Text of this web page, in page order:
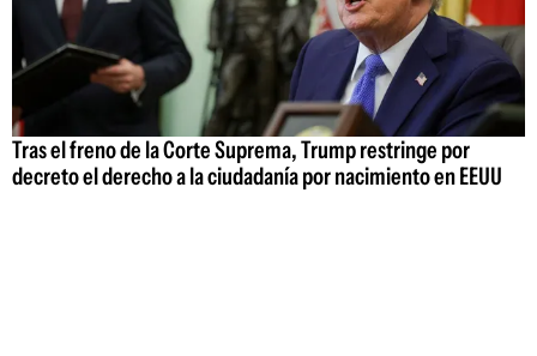
Tras el freno de la Corte Suprema, Trump restringe por
decreto el derecho a la ciudadanía por nacimiento en EEUU